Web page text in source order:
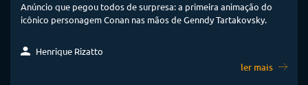
Anúncio que pegou todos de surpresa: a primeira animação do
icônico personagem Conan nas mãos de Genndy Tartakovsky.
Henrique Rizatto
ler mais